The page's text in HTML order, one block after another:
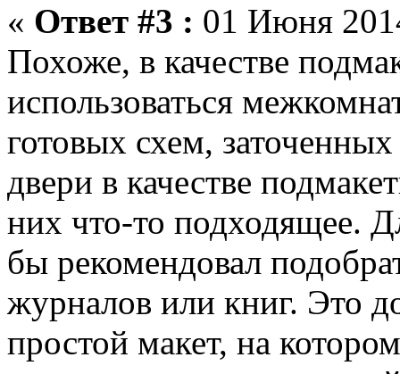
« Ответ #3 : 01 Июня
Похоже, в качестве
использоваться
готовых схем,
двери в качестве
них что-то подходящее.
бы рекомендовал
журналов или книг. Это
простой макет, на